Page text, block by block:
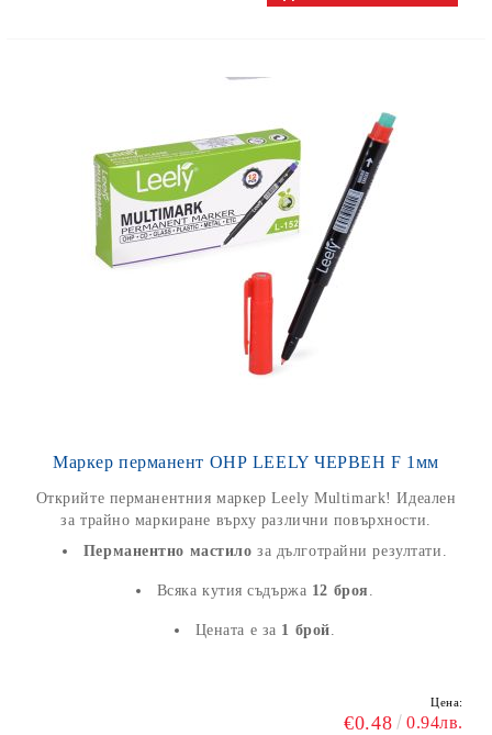
Маркер перманент ОНР LEELY ЧЕРВЕН F 1мм
Открийте перманентния маркер Leely Multimark! Идеален
за трайно маркиране върху различни повърхности.
Перманентно мастило за дълготрайни резултати.
Всяка кутия съдържа 12 броя .
Цената е за 1 брой.
Цена:
€0.48 0.94лв.